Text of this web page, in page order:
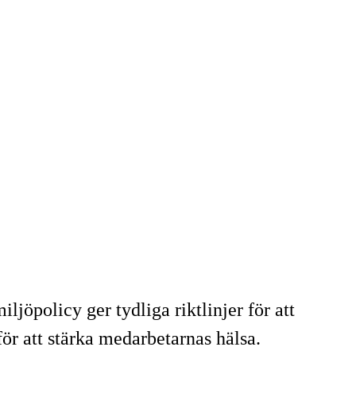
ger tydliga riktlinjer för att
att stärka medarbetarnas hälsa.